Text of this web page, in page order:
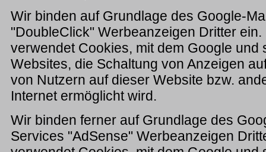
Wir binden auf Grundlage des Google-
"DoubleClick" Werbeanzeigen Dritter
verwendet Cookies, mit dem Google und
Websites, die Schaltung von Anzeigen
von Nutzern auf dieser Website bzw.
Internet ermöglicht wird.
Wir binden ferner auf Grundlage des
Services "AdSense" Werbeanzeigen